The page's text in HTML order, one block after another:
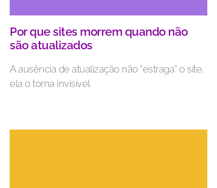
Por que sites morrem quando não
são atualizados
A ausência de atualização não “estraga” o site,
ela o torna invisível